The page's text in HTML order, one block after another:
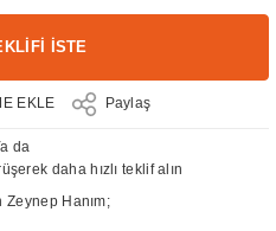
İSTE
Paylaş
da
daha hızlı teklif alın
Zeynep Hanım;